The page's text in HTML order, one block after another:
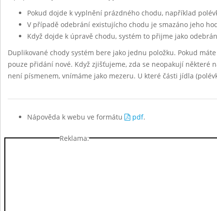
Pokud dojde k vyplnění prázdného chodu, například
V případě odebrání existujícho chodu je smazáno jeho
Když dojde k úpravě chodu, systém to přijme jako
Duplikované chody systém bere jako jednu položku. Pokud
pouze přidání nové. Když zjišťujeme, zda se neopakují některé
není písmenem, vnímáme jako mezeru. U které části jídla
Nápověda k webu ve formátu pdf.
Reklama: